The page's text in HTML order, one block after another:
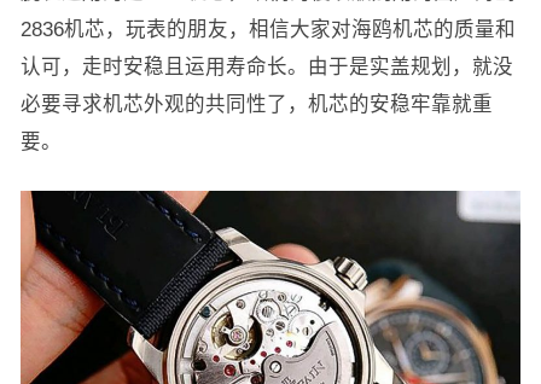
2836机芯，玩表的朋友，相信大家对海鸥机芯的质量和
认可，走时安稳且运用寿命长。由于是实盖规划，就没
必要寻求机芯外观的共同性了，机芯的安稳牢靠就重
要。